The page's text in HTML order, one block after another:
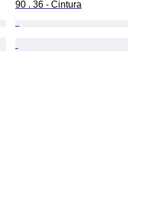
90 . 36 - Cintura